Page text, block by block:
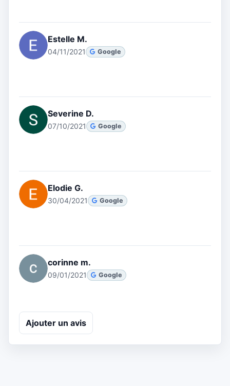
Estelle M.
04/11/2021 Google
Severine D.
07/10/2021 Google
Elodie G.
30/04/2021 Google
corinne m.
09/01/2021 Google
Ajouter un avis